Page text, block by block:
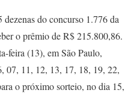
dezenas do concurso 1.776 da
o prêmio de R$ 215.800,86.
feira (13), em São Paulo,
07, 11, 12, 13, 17, 18, 19, 22,
o próximo sorteio, no dia 15,